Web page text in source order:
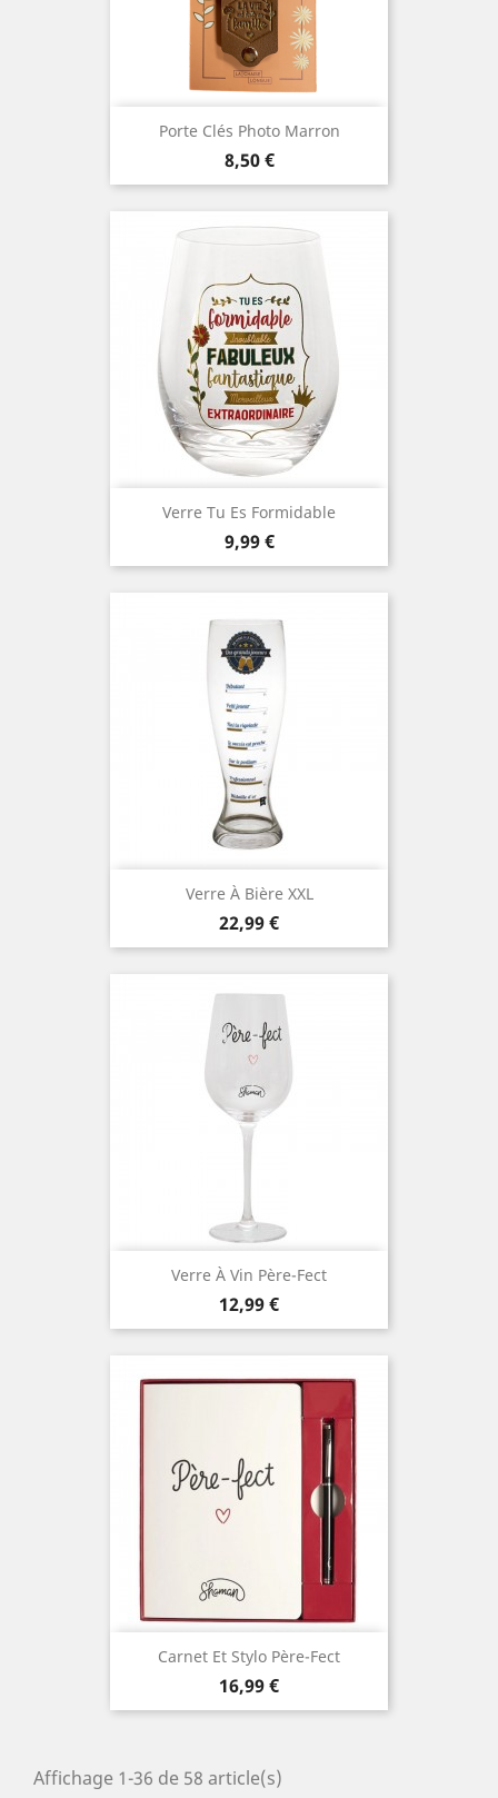
Porte Clés Photo Marron
Prix
8,50 €
Verre Tu Es Formidable
Prix
9,99 €
Verre À Bière XXL
Prix
22,99 €
Verre À Vin Père-Fect
Prix
12,99 €
Carnet Et Stylo Père-Fect
Prix
16,99 €
Affichage 1-36 de 58 article(s)